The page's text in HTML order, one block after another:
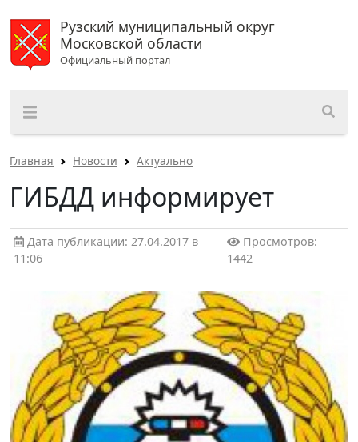
Рузский муниципальный округ
Московской области
Официальный портал
Главная Новости Актуально
ГИБДД информирует
Дата публикации: 27.04.2017 в
11:06
Просмотров:
1442